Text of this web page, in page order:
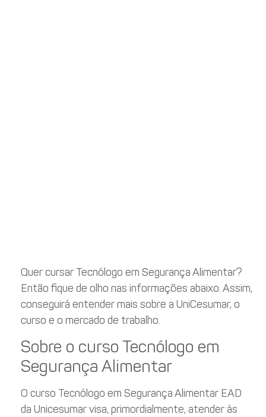
Quer cursar Tecnólogo em Segurança Alimentar?
Então fique de olho nas informações abaixo. Assim,
conseguirá entender mais sobre a UniCesumar, o
curso e o mercado de trabalho.
Sobre o curso Tecnólogo em
Segurança Alimentar
O curso Tecnólogo em Segurança Alimentar EAD
da Unicesumar visa, primordialmente, atender às